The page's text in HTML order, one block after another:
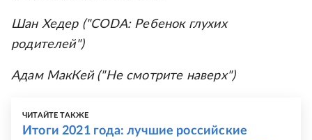
Шан Хедер ("CODA: Ребенок глухих
родителей")
Адам МакКей ("Не смотрите наверх")
ЧИТАЙТЕ ТАКЖЕ
Итоги 2021 года: лучшие российские